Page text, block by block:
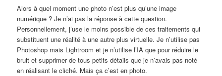
Alors à quel moment une photo n’est plus qu’une image
numérique ? Je n’ai pas la réponse à cette question.
Personnellement, j’use le moins possible de ces traitements qui
substituent une réalité à une autre plus virtuelle. Je n’utilise pas
Photoshop mais Lightroom et je n’utilise l’IA que pour réduire le
bruit et supprimer de tous petits détails que je n’avais pas noté
en réalisant le cliché. Mais ça c’est en photo.